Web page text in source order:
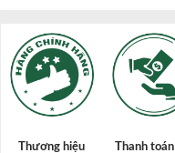
Thương hiệu
Thanh toán